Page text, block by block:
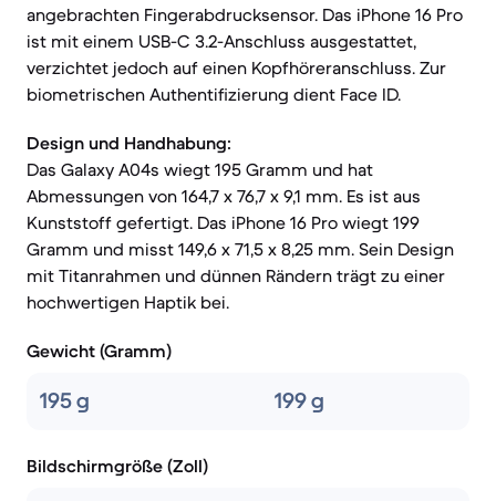
angebrachten Fingerabdrucksensor. Das iPhone 16 Pro
ist mit einem USB-C 3.2-Anschluss ausgestattet,
verzichtet jedoch auf einen Kopfhöreranschluss. Zur
biometrischen Authentifizierung dient Face ID.
Design und Handhabung:
Das Galaxy A04s wiegt 195 Gramm und hat
Abmessungen von 164,7 x 76,7 x 9,1 mm. Es ist aus
Kunststoff gefertigt. Das iPhone 16 Pro wiegt 199
Gramm und misst 149,6 x 71,5 x 8,25 mm. Sein Design
mit Titanrahmen und dünnen Rändern trägt zu einer
hochwertigen Haptik bei.
Gewicht (Gramm)
195 g 199 g
Bildschirmgröße (Zoll)